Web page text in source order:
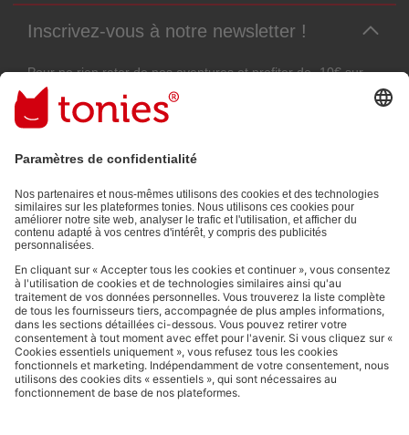
Inscrivez-vous à notre newsletter !
Pour ne rien rater de nos aventures et profiter de -10€ sur
votre prochaine commande !
Adresse e-mail
grâce aux informations que vous nous avez fournies (par ex. données
de votre compte) et aux données d'utilisation partagées à des fins
publicitaires (par ex. temps d'écoute). Révocable à tout moment, sans
frais. Politique de Confidentialité.
Les moyens de paiement :